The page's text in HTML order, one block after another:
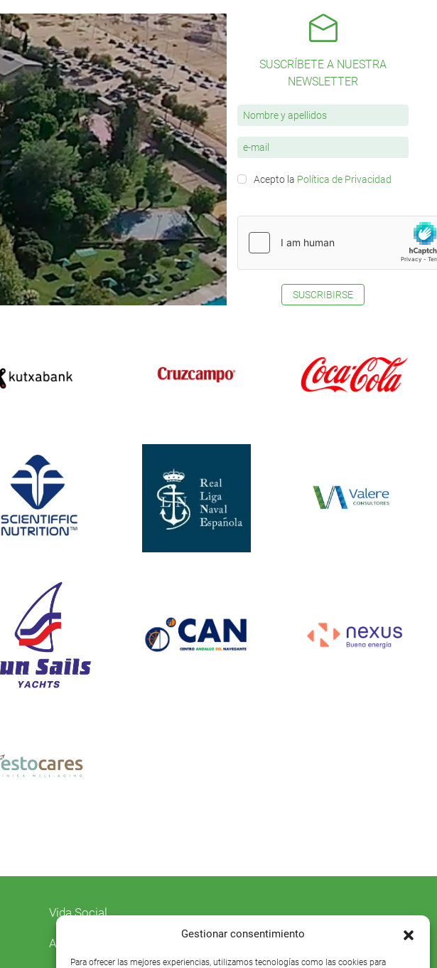
Gestionar consentimiento
Para ofrecer las mejores experiencias, utilizamos tecnologías como las cookies para
SUSCRÍBETE A NUESTRA
NEWSLETTER
Acepto la Política de Privacidad
SUSCRIBIRSE
Vida Social
Agenda